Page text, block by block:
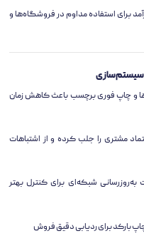
برای استفاده مداوم در فروشگاه‌ها و
سیستم‌سازی
و چاپ فوری برچسب باعث کاهش زمان
مشتری را جلب کرده و از اشتباهات
به‌روزرسانی شبکه‌ای برای کنترل بهتر
بارکد برای ردیابی دقیق فروش